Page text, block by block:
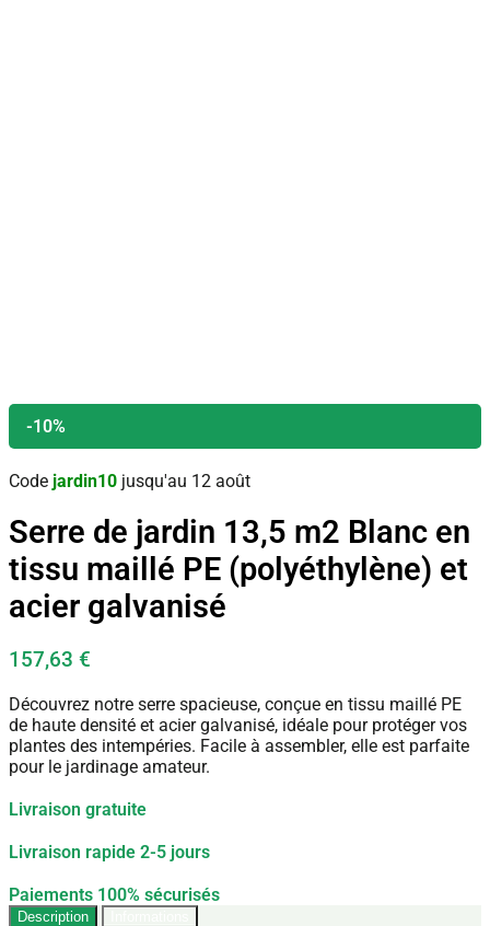
-10%
Code jardin10 jusqu'au 12 août
Serre de jardin 13,5 m2 Blanc en
tissu maillé PE (polyéthylène) et
acier galvanisé
157,63 €
Découvrez notre serre spacieuse, conçue en tissu maillé PE
de haute densité et acier galvanisé, idéale pour protéger vos
plantes des intempéries. Facile à assembler, elle est parfaite
pour le jardinage amateur.
Livraison gratuite
Livraison rapide 2-5 jours
Paiements 100% sécurisés
Description